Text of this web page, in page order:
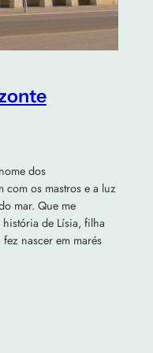
dos
com os mastros e a luz
mar. Que me
de Lísia, filha
nascer em marés